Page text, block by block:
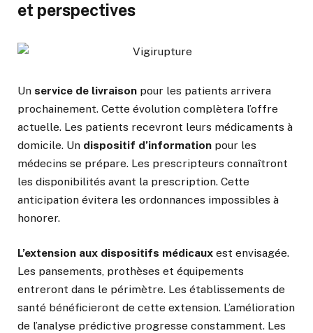
et perspectives
Un service de livraison pour les patients arrivera
prochainement. Cette évolution complètera l’offre
actuelle. Les patients recevront leurs médicaments à
domicile. Un dispositif d’information pour les
médecins se prépare. Les prescripteurs connaîtront
les disponibilités avant la prescription. Cette
anticipation évitera les ordonnances impossibles à
honorer.
L’extension aux dispositifs médicaux est envisagée.
Les pansements, prothèses et équipements
entreront dans le périmètre. Les établissements de
santé bénéficieront de cette extension. L’amélioration
de l’analyse prédictive progresse constamment. Les